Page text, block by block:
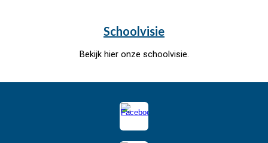
Schoolvisie
Bekijk hier onze schoolvisie.